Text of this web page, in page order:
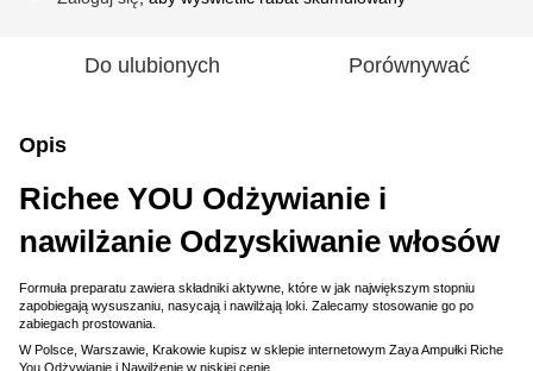
Do ulubionych Porównywać
Opis
Richee YOU Odżywianie i
nawilżanie Odzyskiwanie włosów
Formuła preparatu zawiera składniki aktywne, które w jak największym stopniu
zapobiegają wysuszaniu, nasycają i nawilżają loki. Zalecamy stosowanie go po
zabiegach prostowania.
W Polsce, Warszawie, Krakowie kupisz w sklepie internetowym Zaya Ampułki Riche
You Odżywianie i Nawilżenie w niskiej cenie.